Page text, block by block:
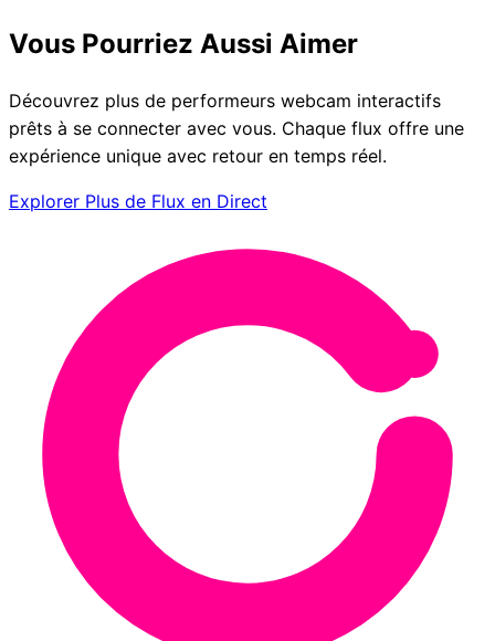
Vous Pourriez Aussi Aimer
Découvrez plus de performeurs webcam interactifs
prêts à se connecter avec vous. Chaque flux offre une
expérience unique avec retour en temps réel.
Explorer Plus de Flux en Direct